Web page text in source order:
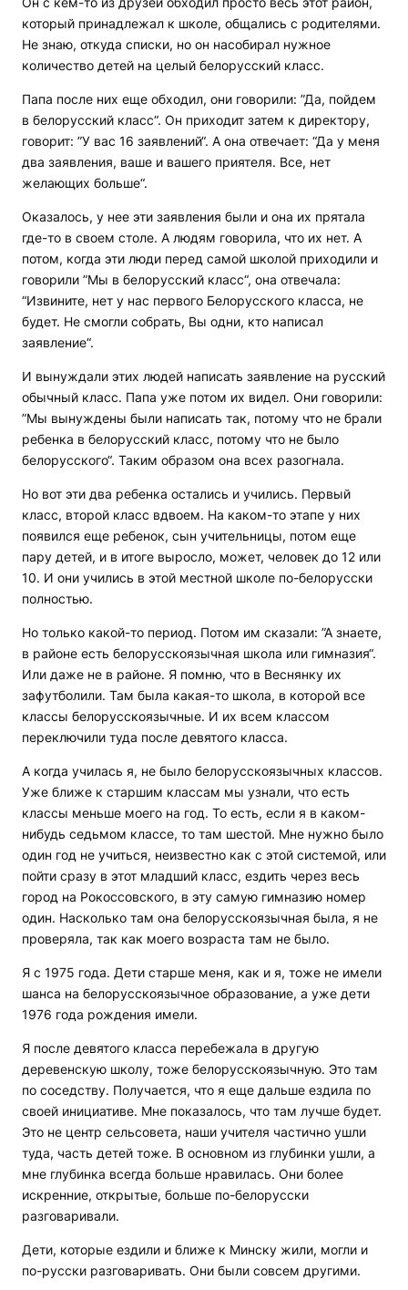
который принадлежал к школе, общались с родителями.
Не знаю, откуда списки, но он насобирал нужное
количество детей на целый белорусский класс.
Папа после них еще обходил, они говорили: ”Да, пойдем
в белорусский класс“. Он приходит затем к директору,
говорит: ”У вас 16 заявлений“. А она отвечает: “Да у меня
два заявления, ваше и вашего приятеля. Все, нет
желающих больше“.
Оказалось, у нее эти заявления были и она их прятала
где-то в своем столе. А людям говорила, что их нет. А
потом, когда эти люди перед самой школой приходили и
говорили ”Мы в белорусский класс“, она отвечала:
“Извините, нет у нас первого Белорусского класса, не
будет. Не смогли собрать, Вы одни, кто написал
заявление“.
И вынуждали этих людей написать заявление на русский
обычный класс. Папа уже потом их видел. Они говорили:
”Мы вынуждены были написать так, потому что не брали
ребенка в белорусский класс, потому что не было
белорусского“. Таким образом она всех разогнала.
Но вот эти два ребенка остались и учились. Первый
класс, второй класс вдвоем. На каком-то этапе у них
появился еще ребенок, сын учительницы, потом еще
пару детей, и в итоге выросло, может, человек до 12 или
10. И они учились в этой местной школе по-белорусски
полностью.
Но только какой-то период. Потом им сказали: ”А знаете,
в районе есть белорусскоязычная школа или гимназия“.
Или даже не в районе. Я помню, что в Веснянку их
зафутболили. Там была какая-то школа, в которой все
классы белорусскоязычные. И их всем классом
переключили туда после девятого класса.
А когда училась я, не было белорусскоязычных классов.
Уже ближе к старшим классам мы узнали, что есть
классы меньше моего на год. То есть, если я в каком-
нибудь седьмом классе, то там шестой. Мне нужно было
один год не учиться, неизвестно как с этой системой, или
пойти сразу в этот младший класс, ездить через весь
город на Рокоссовского, в эту самую гимназию номер
один. Насколько там она белорусскоязычная была, я не
проверяла, так как моего возраста там не было.
Я с 1975 года. Дети старше меня, как и я, тоже не имели
шанса на белорусскоязычное образование, а уже дети
1976 года рождения имели.
Я после девятого класса перебежала в другую
деревенскую школу, тоже белорусскоязычную. Это там
по соседству. Получается, что я еще дальше ездила по
своей инициативе. Мне показалось, что там лучше будет.
Это не центр сельсовета, наши учителя частично ушли
туда, часть детей тоже. В основном из глубинки ушли, а
мне глубинка всегда больше нравилась. Они более
искренние, открытые, больше по-белорусски
разговаривали.
Дети, которые ездили и ближе к Минску жили, могли и
по-русски разговаривать. Они были совсем другими.